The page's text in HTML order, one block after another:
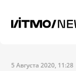
5 Августа 2020, 11:28